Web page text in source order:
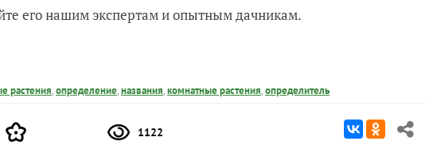
его нашим экспертам и опытным дачникам.
растения,определение,названия,комнатные растения,определитель
1122